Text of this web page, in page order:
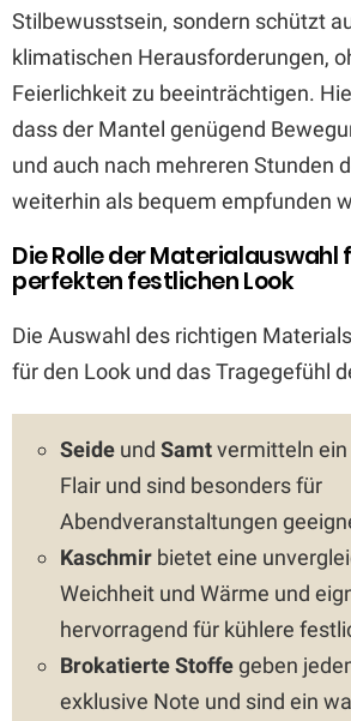
Stilbewusstsein, sondern schützt
klimatischen Herausforderungen,
Feierlichkeit zu beeinträchtigen.
dass der Mantel genügend
und auch nach mehreren Stunden
weiterhin als bequem empfunden
Die Rolle der Materialauswahl
perfekten festlichen Look
Die Auswahl des richtigen
für den Look und das Tragegefühl
Seide und Samtvermitteln
Flair und sind besonders für
Abendveranstaltungen
Kaschmir bietet eine
Weichheit und Wärme und
hervorragend für kühlere
Brokatierte Stoffegeben
exklusive Note und sind ein